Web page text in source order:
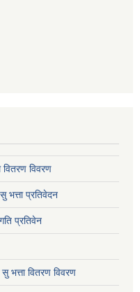
विवरण
प्रतिवेदन
प्रतिवेन
भत्ता वितरण विवरण